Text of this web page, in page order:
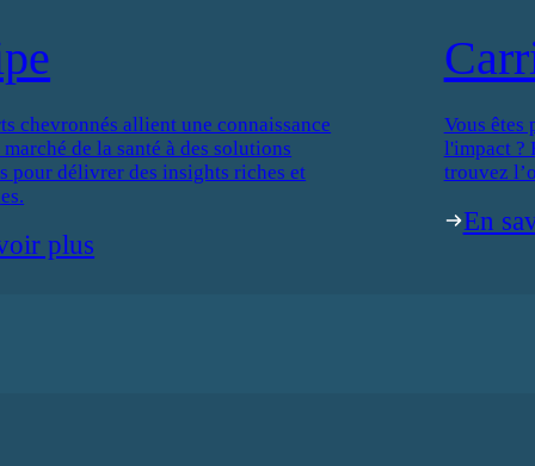
chevronnés allient une connaissance
de la santé à des solutions
pour délivrer des insights riches et
plus
Vous êtes
l'impact ?
trouvez
En